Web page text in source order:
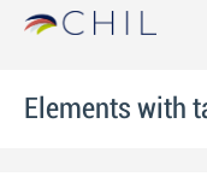
Elements with